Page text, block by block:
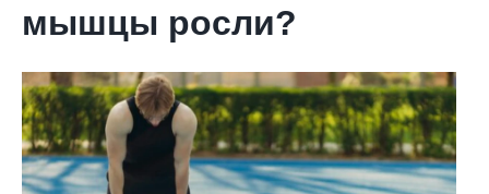
мышцы росли?